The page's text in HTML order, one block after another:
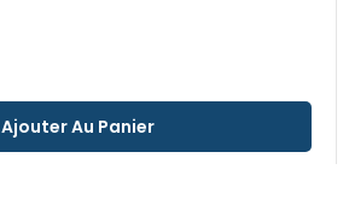
Ajouter Au Panier